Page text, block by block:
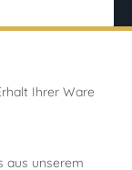
Ihrer Ware
aus unserem